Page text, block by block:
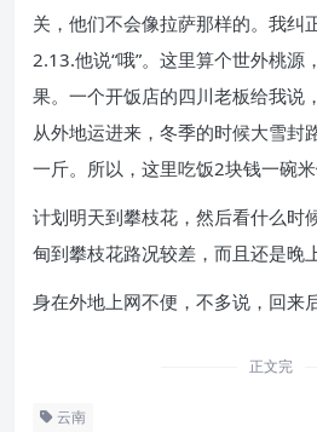
关，他们不会像拉萨那样的。我纠
2.13.他说“哦”。这里算个世外桃源
果。一个开饭店的四川老板给我说
从外地运进来，冬季的时候大雪封
一斤。所以，这里吃饭2块钱一碗米
计划明天到攀枝花，然后看什么时
甸到攀枝花路况较差，而且还是晚
身在外地上网不便，不多说，回来
正文完
云南